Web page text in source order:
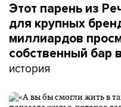
Этот парень из
для крупных
миллиардов
собственный бар
история